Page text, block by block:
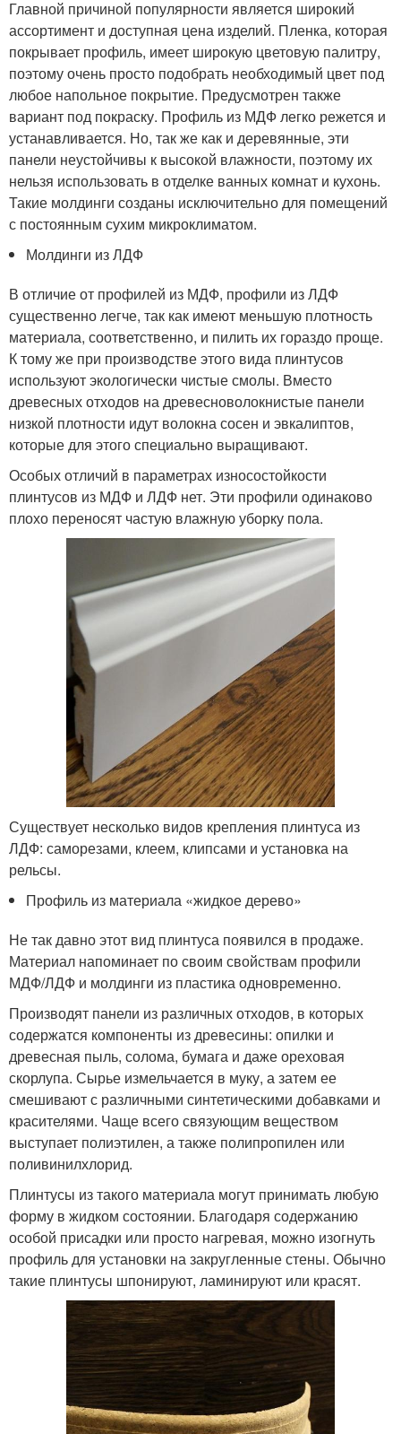
Главной причиной популярности является широкий
ассортимент и доступная цена изделий. Пленка, которая
покрывает профиль, имеет широкую цветовую палитру,
поэтому очень просто подобрать необходимый цвет под
любое напольное покрытие. Предусмотрен также
вариант под покраску. Профиль из МДФ легко режется и
устанавливается. Но, так же как и деревянные, эти
панели неустойчивы к высокой влажности, поэтому их
нельзя использовать в отделке ванных комнат и кухонь.
Такие молдинги созданы исключительно для помещений
с постоянным сухим микроклиматом.
Молдинги из ЛДФ
В отличие от профилей из МДФ, профили из ЛДФ
существенно легче, так как имеют меньшую плотность
материала, соответственно, и пилить их гораздо проще.
К тому же при производстве этого вида плинтусов
используют экологически чистые смолы. Вместо
древесных отходов на древесноволокнистые панели
низкой плотности идут волокна сосен и эвкалиптов,
которые для этого специально выращивают.
Особых отличий в параметрах износостойкости
плинтусов из МДФ и ЛДФ нет. Эти профили одинаково
плохо переносят частую влажную уборку пола.
Существует несколько видов крепления плинтуса из
ЛДФ: саморезами, клеем, клипсами и установка на
рельсы.
Профиль из материала «жидкое дерево»
Не так давно этот вид плинтуса появился в продаже.
Материал напоминает по своим свойствам профили
МДФ/ЛДФ и молдинги из пластика одновременно.
Производят панели из различных отходов, в которых
содержатся компоненты из древесины: опилки и
древесная пыль, солома, бумага и даже ореховая
скорлупа. Сырье измельчается в муку, а затем ее
смешивают с различными синтетическими добавками и
красителями. Чаще всего связующим веществом
выступает полиэтилен, а также полипропилен или
поливинилхлорид.
Плинтусы из такого материала могут принимать любую
форму в жидком состоянии. Благодаря содержанию
особой присадки или просто нагревая, можно изогнуть
профиль для установки на закругленные стены. Обычно
такие плинтусы шпонируют, ламинируют или красят.